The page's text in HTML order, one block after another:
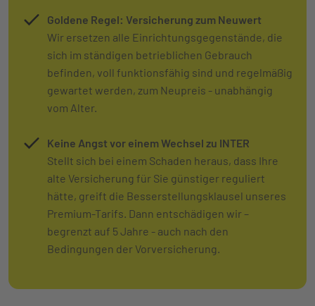
Goldene Regel: Versicherung zum Neuwert
Wir ersetzen alle Einrichtungsgegenstände, die
sich im ständigen betrieblichen Gebrauch
befinden, voll funktionsfähig sind und regelmäßig
gewartet werden, zum Neupreis - unabhängig
vom Alter.
Keine Angst vor einem Wechsel zu INTER
Stellt sich bei einem Schaden heraus, dass Ihre
alte Versicherung für Sie günstiger reguliert
hätte, greift die Besserstellungsklausel unseres
Premium-Tarifs. Dann entschädigen wir –
begrenzt auf 5 Jahre - auch nach den
Bedingungen der Vorversicherung.